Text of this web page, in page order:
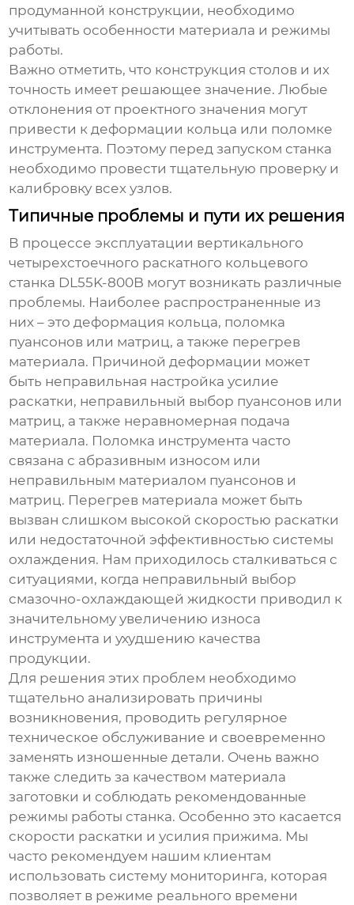
продуманной конструкции, необходимо
учитывать особенности материала и режимы
работы.
Важно отметить, что конструкция столов и их
точность имеет решающее значение. Любые
отклонения от проектного значения могут
привести к деформации кольца или поломке
инструмента. Поэтому перед запуском станка
необходимо провести тщательную проверку и
калибровку всех узлов.
Типичные проблемы и пути их решения
В процессе эксплуатации вертикального
четырехстоечного раскатного кольцевого
станка DL55K-800B могут возникать различные
проблемы. Наиболее распространенные из
них – это деформация кольца, поломка
пуансонов или матриц, а также перегрев
материала. Причиной деформации может
быть неправильная настройка усилие
раскатки, неправильный выбор пуансонов или
матриц, а также неравномерная подача
материала. Поломка инструмента часто
связана с абразивным износом или
неправильным материалом пуансонов и
матриц. Перегрев материала может быть
вызван слишком высокой скоростью раскатки
или недостаточной эффективностью системы
охлаждения. Нам приходилось сталкиваться с
ситуациями, когда неправильный выбор
смазочно-охлаждающей жидкости приводил к
значительному увеличению износа
инструмента и ухудшению качества
продукции.
Для решения этих проблем необходимо
тщательно анализировать причины
возникновения, проводить регулярное
техническое обслуживание и своевременно
заменять изношенные детали. Очень важно
также следить за качеством материала
заготовки и соблюдать рекомендованные
режимы работы станка. Особенно это касается
скорости раскатки и усилия прижима. Мы
часто рекомендуем нашим клиентам
использовать систему мониторинга, которая
позволяет в режиме реального времени